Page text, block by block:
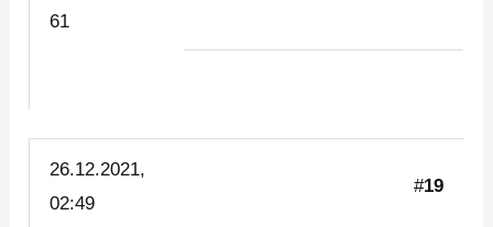
61
26.12.2021,
02:49
#19